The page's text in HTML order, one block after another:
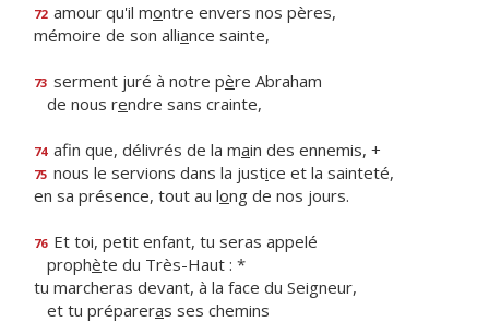
72 amour qu'il montre envers nos pères,
mémoire de son alliance sainte,
73 serment juré à notre père Abraham
de nous rendre sans crainte,
74 afin que, délivrés de la main des ennemis, +
75 nous le servions dans la justice et la sainteté,
en sa présence, tout au long de nos jours.
76 Et toi, petit enfant, tu seras appelé
prophète du Très-Haut : *
tu marcheras devant, à la face du Seigneur,
et tu prépareras ses chemins